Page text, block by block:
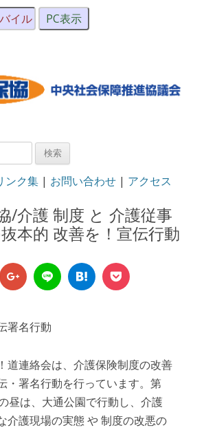
イル PC表示
ンク集 | お問い合わせ | アクセス
/介護 制度 と 介護従事
本的 改善を！宣伝行動
署名行動
道連絡会は、介護保険制度の改善
・署名行動を行っています。第
昼は、大通公園で行動し、介護
介護現場の実態 や 制度の改悪の